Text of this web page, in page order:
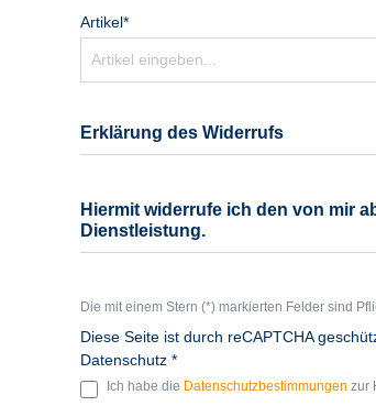
Artikel*
Erklärung des Widerrufs
Hiermit widerrufe ich den von mir
Dienstleistung.
Die mit einem Stern (*) markierten Felder sind
Diese Seite ist durch reCAPTCHA
Datenschutz *
Ich habe die Datenschutzbestimmungen zur